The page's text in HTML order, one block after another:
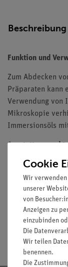
Beschreibung
Funktion und
Zum Abdecken
Präparaten kann
Verwendung von
Mikroskopie
Immersionsöls
Ausstattung und
Dicke: ca
Maße
Inhalt: 50
Cookie
Wir verwenden
unserer
von
Anzeigen zu
einzubinden
Die
Wir teilen
benennen.
Die